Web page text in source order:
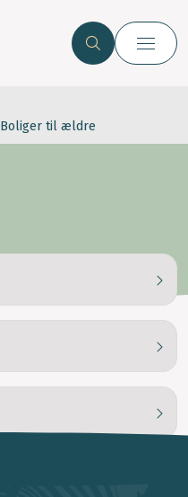
Boliger til ældre